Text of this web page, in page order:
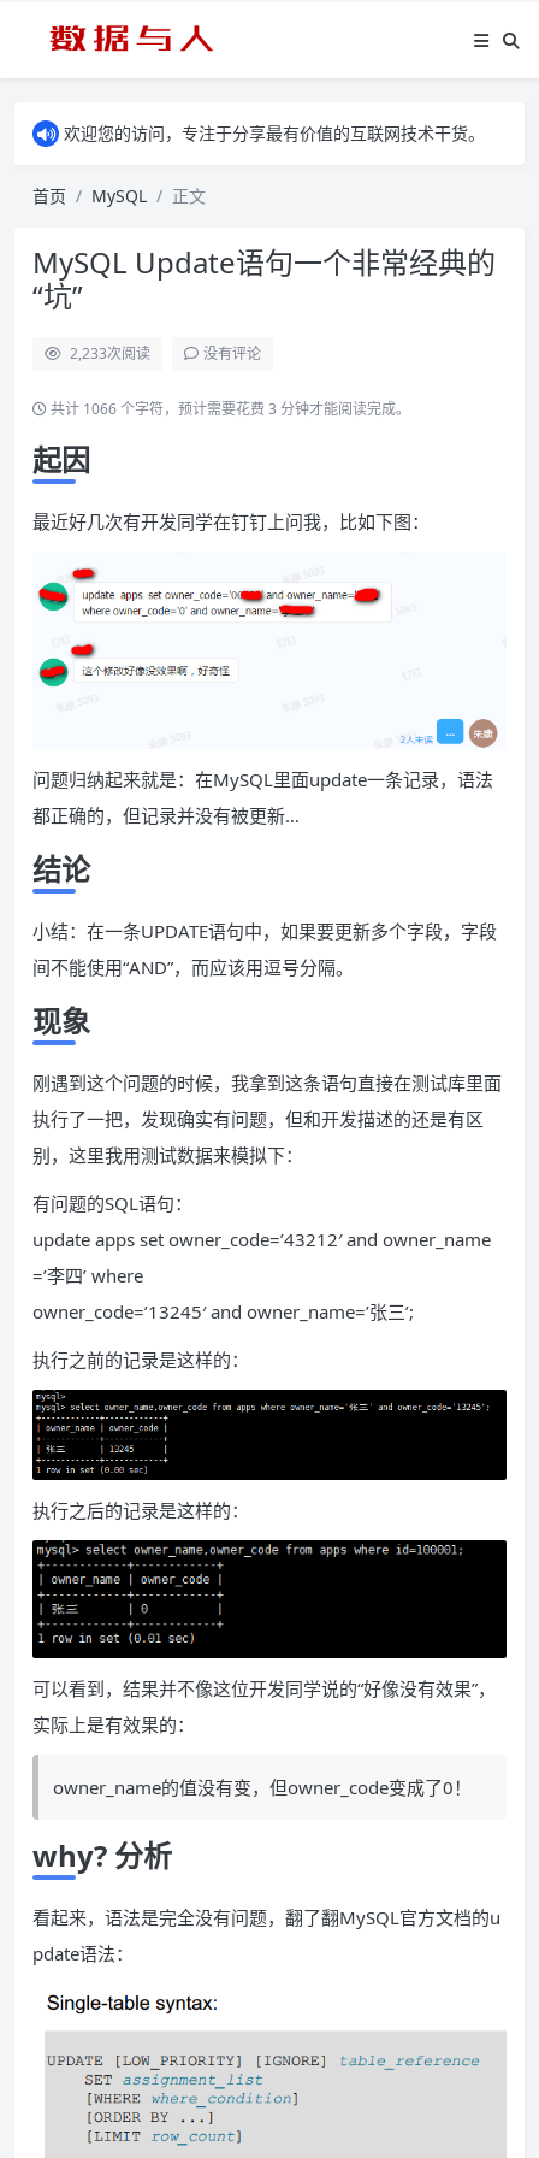
欢迎您的访问，专注于分享最有价值的互联网技术干货。
首页 MySQL 正文
MySQL Update语句一个非常经典的
“坑”
2,233次阅读 没有评论
共计 1066 个字符，预计需要花费 3 分钟才能阅读完成。
起因
最近好几次有开发同学在钉钉上问我，比如下图：
问题归纳起来就是：在MySQL里面update一条记录，语法
都正确的，但记录并没有被更新…
结论
小结：在一条UPDATE语句中，如果要更新多个字段，字段
间不能使用“AND”，而应该用逗号分隔。
现象
刚遇到这个问题的时候，我拿到这条语句直接在测试库里面
执行了一把，发现确实有问题，但和开发描述的还是有区
别，这里我用测试数据来模拟下：
有问题的SQL语句：
update apps set owner_code=’43212′ and owner_name
=’李四’ where
owner_code=’13245′ and owner_name=’张三’;
执行之前的记录是这样的：
执行之后的记录是这样的：
可以看到，结果并不像这位开发同学说的“好像没有效果”，
实际上是有效果的：
owner_name的值没有变，但owner_code变成了0！
why? 分析
看起来，语法是完全没有问题，翻了翻MySQL官方文档的u
pdate语法：